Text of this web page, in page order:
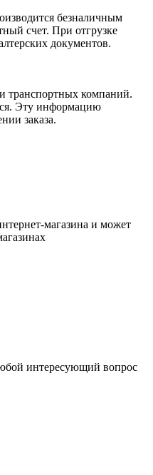
безналичным
счет. При отгрузке
документов.
транспортных компаний.
Эту информацию
заказа.
магазина и может
интересующий вопрос